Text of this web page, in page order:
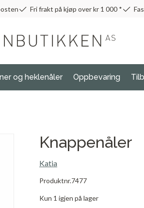
Fri frakt på kjøp over kr 1 000 *
og heklenåler Oppbevaring
Knappenåler
Katia
Produktnr.7477
Kun 1 igjen på lager